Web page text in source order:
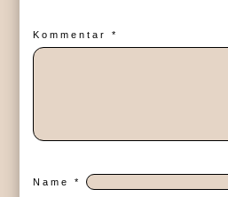
Kommentar*
Name*